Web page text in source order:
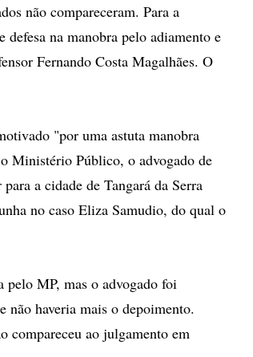
não compareceram. Para a
na manobra pelo adiamento e
Fernando Costa Magalhães. O
"por uma astuta manobra
Ministério Público, o advogado de
a cidade de Tangará da Serra
no caso Eliza Samudio, do qual o
pelo MP, mas o advogado foi
não haveria mais o depoimento.
compareceu ao julgamento em